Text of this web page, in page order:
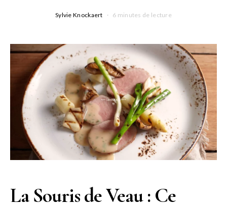
Sylvie Knockaert 6 minutes de lecture
La Souris de Veau : Ce